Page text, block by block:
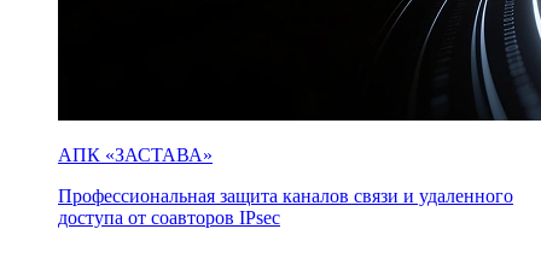
АПК «ЗАСТАВА»
Профессиональная защита каналов связи и удаленного
доступа от соавторов IPsec